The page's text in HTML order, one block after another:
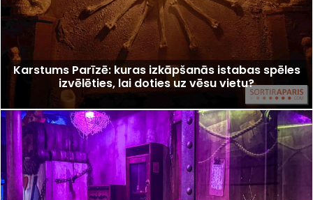
Karstums Parīzē: kuras izkāpšanās istabas spēles
izvēlēties, lai doties uz vēsu vietu?